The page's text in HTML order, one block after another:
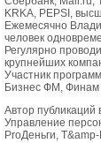
KRKA, PEPSI,
Ежемесячно
человек
Регулярно
крупнейших
Участник
Бизнес ФМ, Финам
Автор
Управление
ProДеньги,